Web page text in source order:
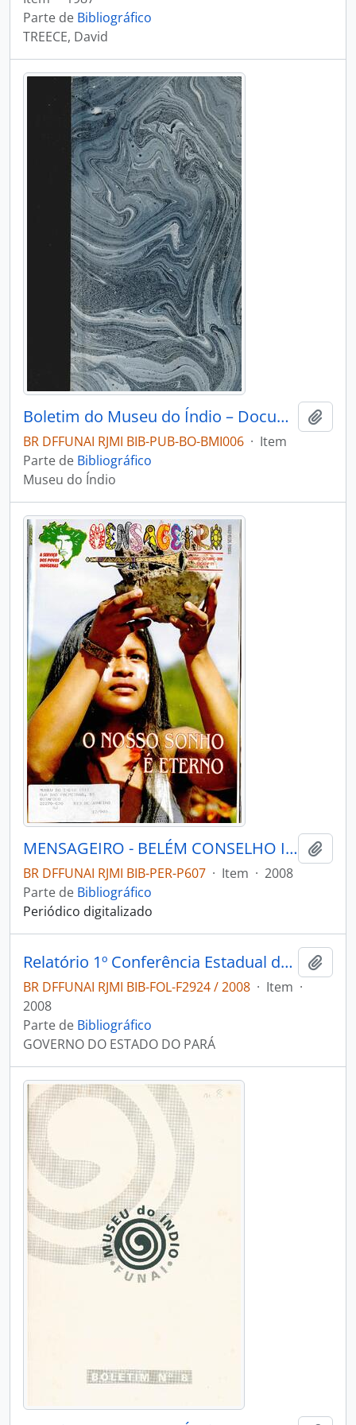
Parte de Bibliográfico
TREECE, David
Boletim do Museu do Índio – Documentação – Nº 4-7
BR DFFUNAI RJMI BIB-PUB-BO-BMI006 · Item
Parte de Bibliográfico
Museu do Índio
MENSAGEIRO - BELÉM CONSELHO INDIGENISTA MISSIONÁRIO - 2008 - Nº171
BR DFFUNAI RJMI BIB-PER-P607 · Item · 2008
Parte de Bibliográfico
Periódico digitalizado
Relatório 1º Conferência Estadual dos Povos Indígenas: 7-9 de agosto de 2008.
BR DFFUNAI RJMI BIB-FOL-F2924 / 2008 · Item ·
2008
Parte de Bibliográfico
GOVERNO DO ESTADO DO PARÁ